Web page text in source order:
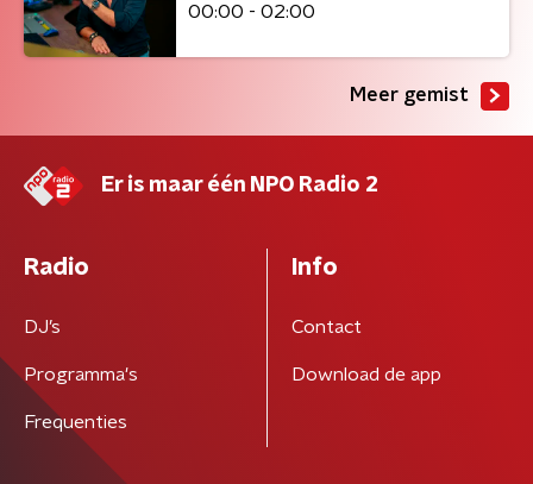
00:00 - 02:00
Meer gemist
Er is maar één NPO Radio 2
Radio
DJ’s
Programma's
Frequenties
Info
Contact
Download de app